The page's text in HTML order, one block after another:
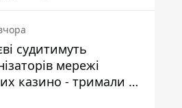
судитимуть
мережі
казино - тримали 39